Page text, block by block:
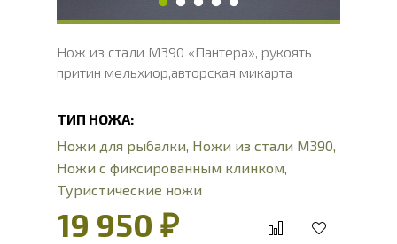
Нож из стали М390 «Пантера», рукоять
притин мельхиор,авторская микарта
ТИП НОЖА:
Ножи для рыбалки, Ножи из стали М390,
Ножи с фиксированным клинком,
Туристические ножи
19 950 ₽